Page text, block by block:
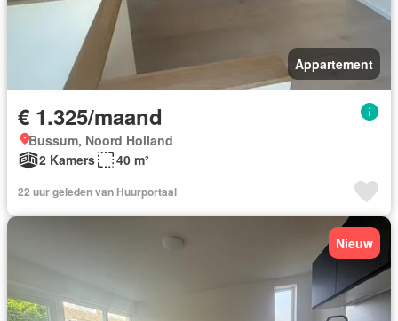
Appartement
€ 1.325/maand
Bussum, Noord Holland
2 Kamers
40 m²
22 uur geleden van Huurportaal
Nieuw